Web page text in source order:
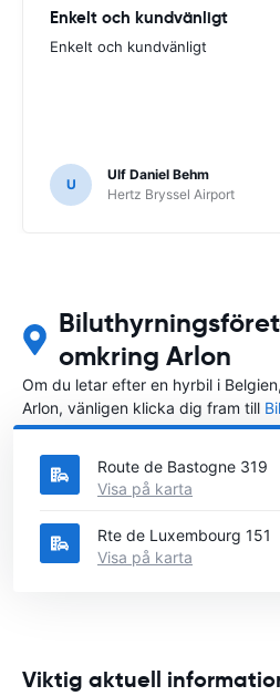
Enkelt och kundvänligt
Enkelt och kundvänligt
U
Ulf Daniel Behm
Hertz Bryssel Airport
omkring Arlon
Om du letar efter en hyrbil i
Arlon, vänligen klicka dig fram till
kan välja i vilken stad i Belgien du
Route de Bastogne 319
Visa på karta
Rte de Luxembourg 151
Visa på karta
Viktig aktuell